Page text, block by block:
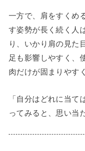
一方で、肩をすくめ
す姿勢が長く続く人
り、いかり肩の見た
足も影響しやすく、
肉だけが固まりやす
「自分はどれに当て
ってみると、思い当